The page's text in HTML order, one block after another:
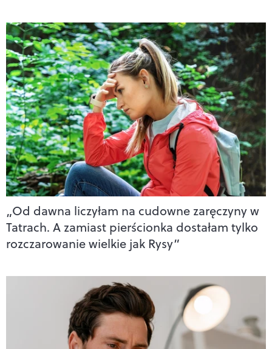
„Od dawna liczyłam na cudowne zaręczyny w
Tatrach. A zamiast pierścionka dostałam tylko
rozczarowanie wielkie jak Rysy”